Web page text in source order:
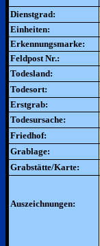
Dienstgrad:
Einheiten:
Erkennungsmarke:
Feldpost Nr.:
Todesland:
Todesort:
Erstgrab:
Todesursache:
Friedhof:
Grablage:
Grabstätte/Karte:
Auszeichnungen: